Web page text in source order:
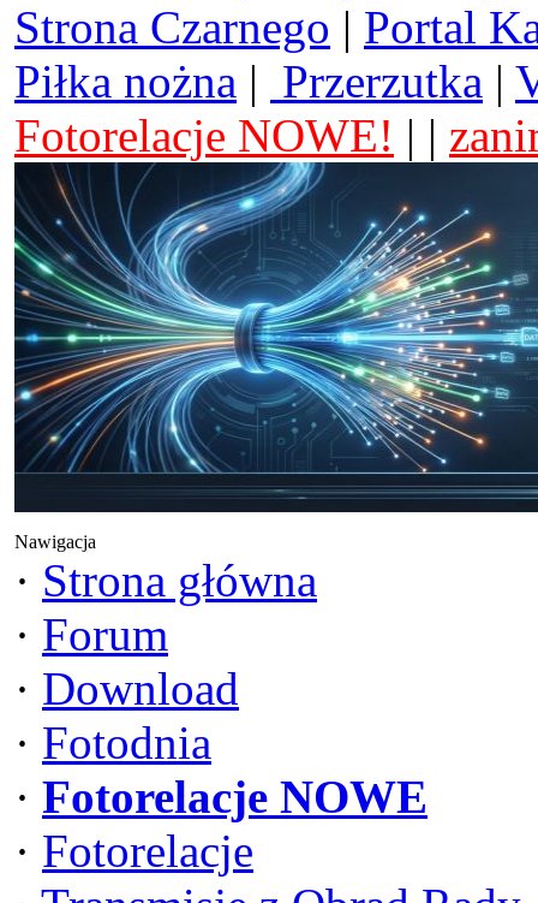
Strona Czarnego | Portal
Piłka nożna | Przerzutka |
Fotorelacje NOWE! | |
Nawigacja
· Strona główna
· Forum
· Download
· Fotodnia
· Fotorelacje NOWE
· Fotorelacje